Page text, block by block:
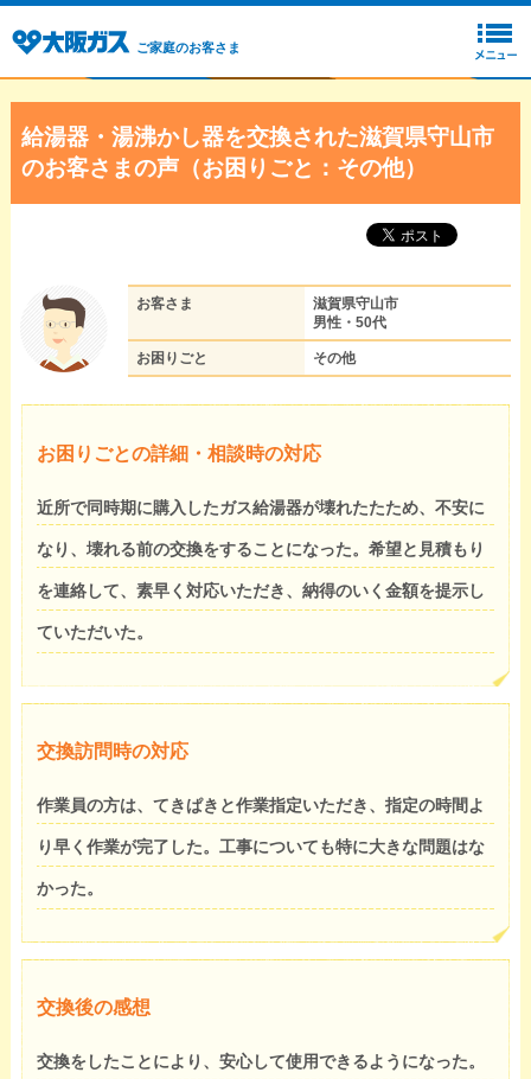
ご家庭のお客さま
給湯器・湯沸かし器を交換された滋賀県守山市
のお客さまの声（お困りごと：その他）
お客さま
滋賀県守山市
男性・50代
お困りごと その他
お困りごとの詳細・相談時の対応
近所で同時期に購入したガス給湯器が壊れたたため、不安に
なり、壊れる前の交換をすることになった。希望と見積もり
を連絡して、素早く対応いただき、納得のいく金額を提示し
ていただいた。
交換訪問時の対応
作業員の方は、てきぱきと作業指定いただき、指定の時間よ
り早く作業が完了した。工事についても特に大きな問題はな
かった。
交換後の感想
交換をしたことにより、安心して使用できるようになった。